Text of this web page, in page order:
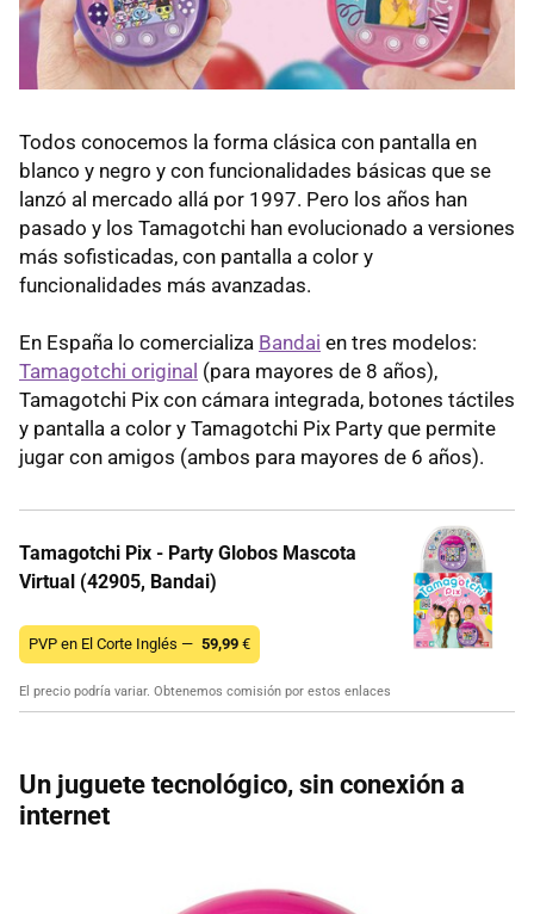
Todos conocemos la forma clásica con pantalla en
blanco y negro y con funcionalidades básicas que se
lanzó al mercado allá por 1997. Pero los años han
pasado y los Tamagotchi han evolucionado a versiones
más sofisticadas, con pantalla a color y
funcionalidades más avanzadas.
En España lo comercializa Bandai en tres modelos:
Tamagotchi original (para mayores de 8 años),
Tamagotchi Pix con cámara integrada, botones táctiles
y pantalla a color y Tamagotchi Pix Party que permite
jugar con amigos (ambos para mayores de 6 años).
Tamagotchi Pix - Party Globos Mascota
Virtual (42905, Bandai)
PVP en El Corte Inglés — 59,99 €
El precio podría variar. Obtenemos comisión por estos enlaces
Un juguete tecnológico, sin conexión a
internet